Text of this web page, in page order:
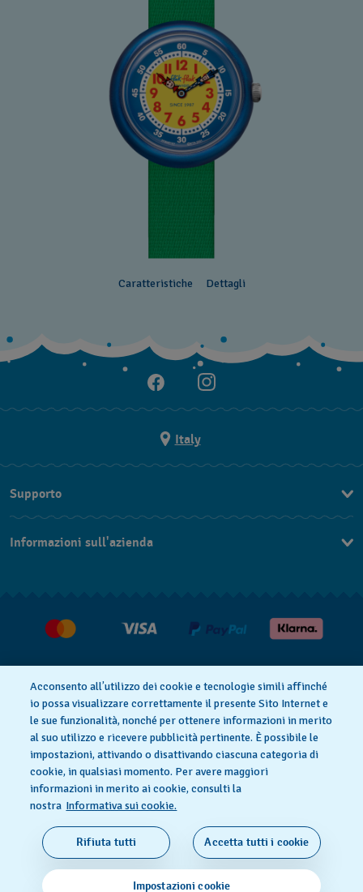
Caratteristiche Dettagli
Italy
Supporto
Condizioni di vendita
Diritto di recesso
Informazioni sull'azienda
Informativa sulla privacy Cookies
Condizioni di utilizzo Informazioni legali
SWISS MADE
© 2026 FLIK FLAK, UNA DIVISIONE DI SWATCH SA.
TUTTI I DIRITTI RISERVATI‎: SWISS WATCHES
Acconsento all’utilizzo dei cookie e tecnologie simili affinché
io possa visualizzare correttamente il presente Sito Internet e
le sue funzionalità, nonché per ottenere informazioni in merito
al suo utilizzo e ricevere pubblicità pertinente. È possibile le
impostazioni, attivando o disattivando ciascuna categoria di
cookie, in qualsiasi momento. Per avere maggiori
informazioni in merito ai cookie, consulti la
nostra Informativa sui cookie.
Impostazioni cookie
Rifiuta tutti Accetta tutti i cookie